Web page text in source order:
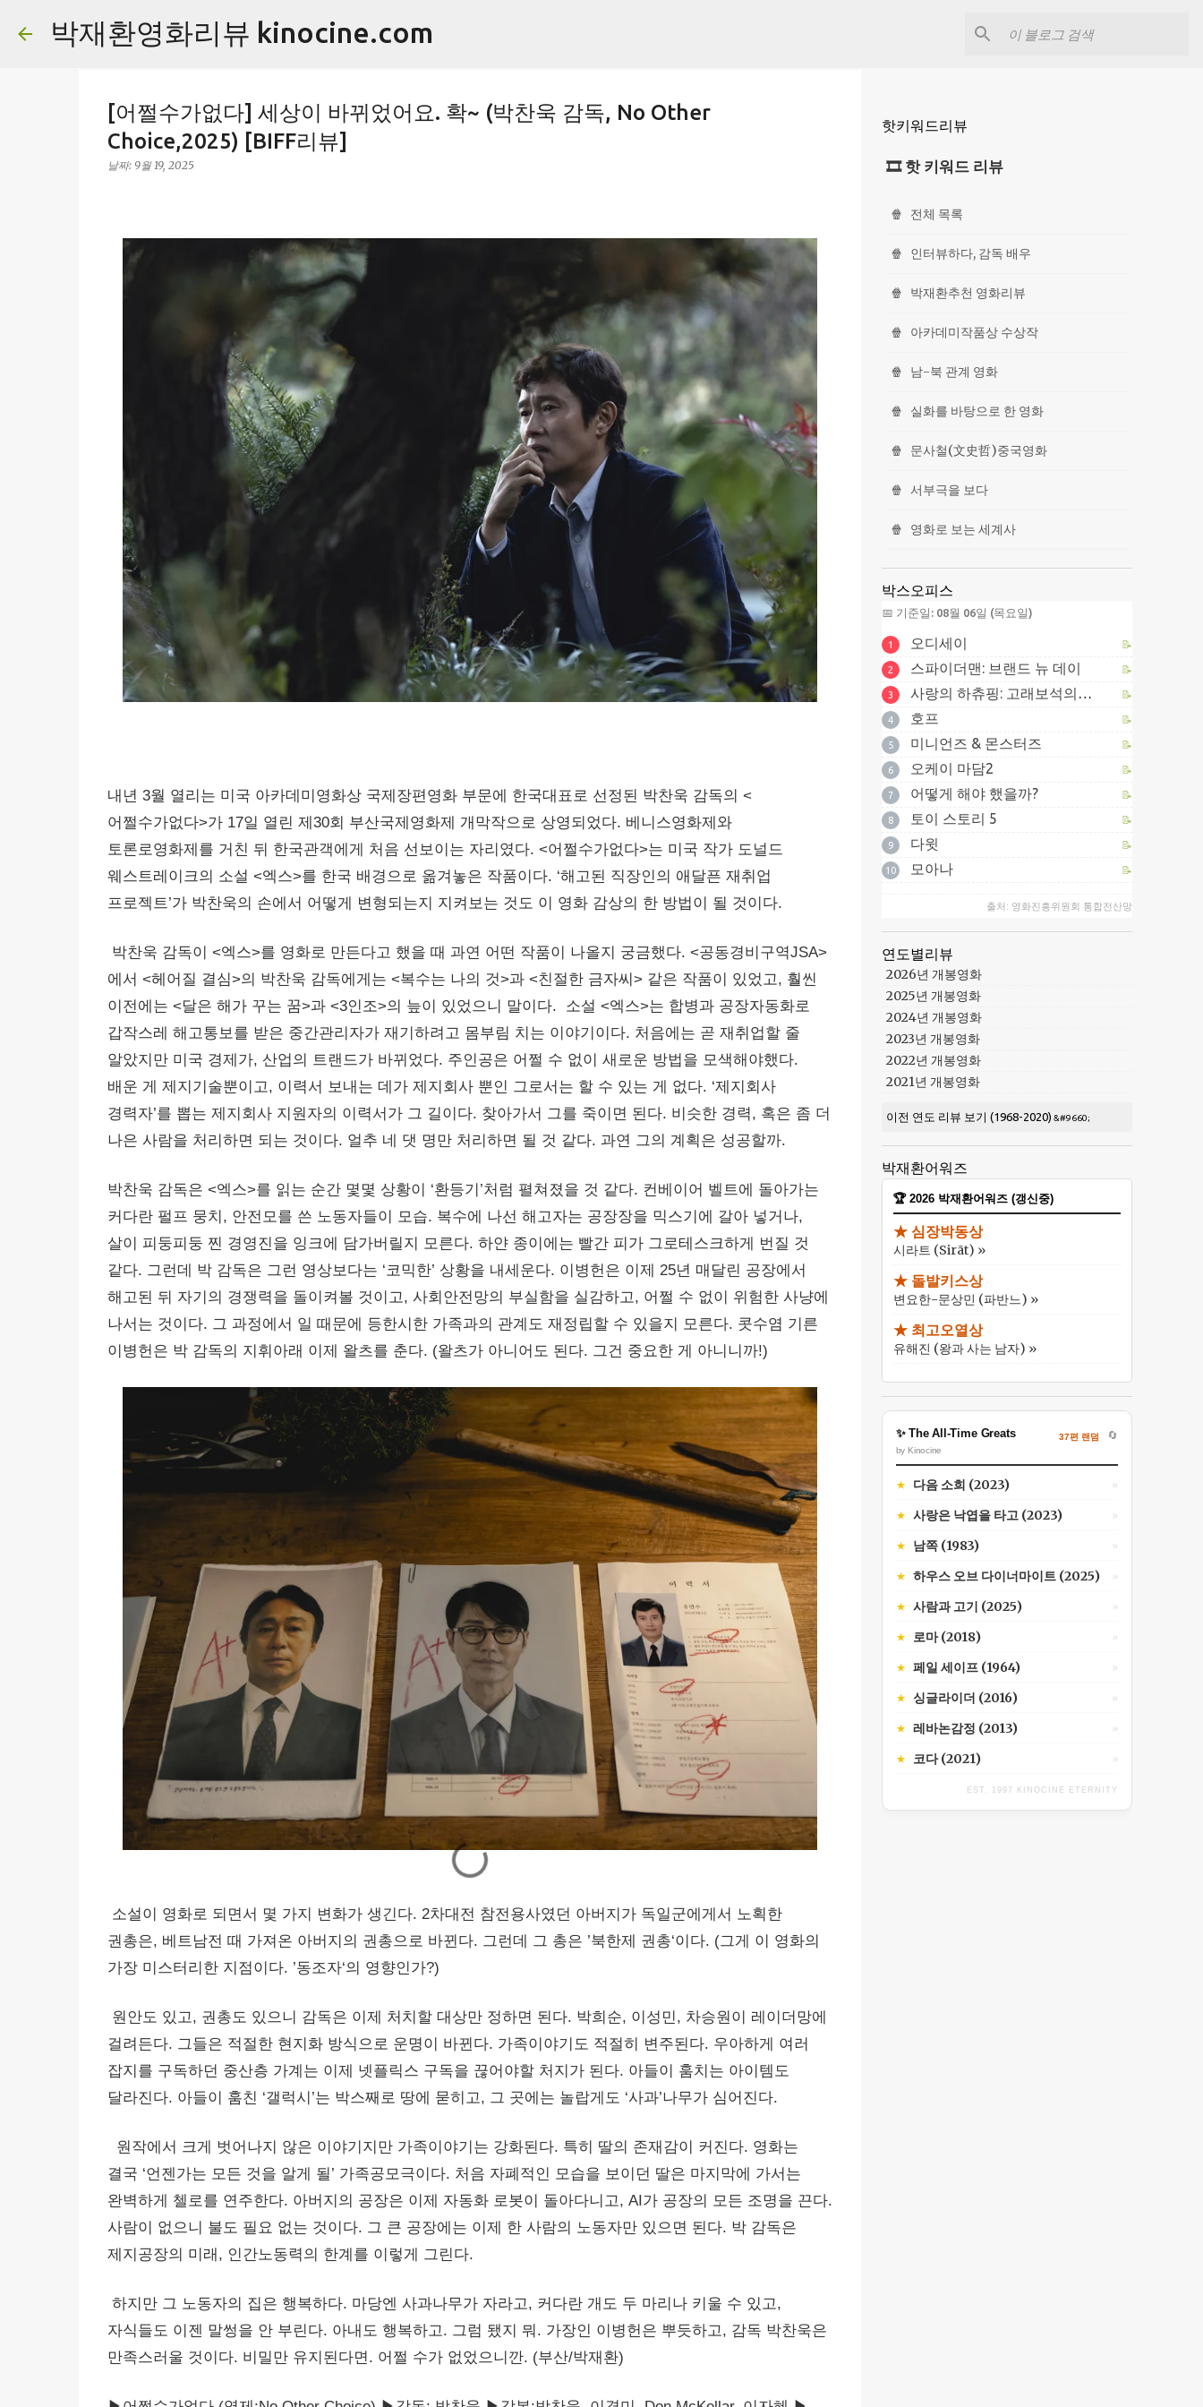
박재환영화리뷰 kinocine.com
[어쩔수가없다] 세상이 바뀌었어요. 확~ (박찬욱 감독, No Other
Choice,2025) [BIFF리뷰]
날짜: 9월 19, 2025
내년 3월 열리는 미국 아카데미영화상 국제장편영화 부문에 한국대표로 선정된 박찬욱 감독의 <
어쩔수가없다>가 17일 열린 제30회 부산국제영화제 개막작으로 상영되었다. 베니스영화제와
토론로영화제를 거친 뒤 한국관객에게 처음 선보이는 자리였다. <어쩔수가없다>는 미국 작가 도널드
웨스트레이크의 소설 <엑스>를 한국 배경으로 옮겨놓은 작품이다. ‘해고된 직장인의 애달픈 재취업
프로젝트’가 박찬욱의 손에서 어떻게 변형되는지 지켜보는 것도 이 영화 감상의 한 방법이 될 것이다.
박찬욱 감독이 <엑스>를 영화로 만든다고 했을 때 과연 어떤 작품이 나올지 궁금했다. <공동경비구역JSA>
에서 <헤어질 결심>의 박찬욱 감독에게는 <복수는 나의 것>과 <친절한 금자씨> 같은 작품이 있었고, 훨씬
이전에는 <달은 해가 꾸는 꿈>과 <3인조>의 늪이 있었으니 말이다. 소설 <엑스>는 합병과 공장자동화로
갑작스레 해고통보를 받은 중간관리자가 재기하려고 몸부림 치는 이야기이다. 처음에는 곧 재취업할 줄
알았지만 미국 경제가, 산업의 트랜드가 바뀌었다. 주인공은 어쩔 수 없이 새로운 방법을 모색해야했다.
배운 게 제지기술뿐이고, 이력서 보내는 데가 제지회사 뿐인 그로서는 할 수 있는 게 없다. ‘제지회사
경력자’를 뽑는 제지회사 지원자의 이력서가 그 길이다. 찾아가서 그를 죽이면 된다. 비슷한 경력, 혹은 좀 더
나은 사람을 처리하면 되는 것이다. 얼추 네 댓 명만 처리하면 될 것 같다. 과연 그의 계획은 성공할까.
박찬욱 감독은 <엑스>를 읽는 순간 몇몇 상황이 ‘환등기’처럼 펼쳐졌을 것 같다. 컨베이어 벨트에 돌아가는
커다란 펄프 뭉치, 안전모를 쓴 노동자들이 모습. 복수에 나선 해고자는 공장장을 믹스기에 갈아 넣거나,
살이 피둥피둥 찐 경영진을 잉크에 담가버릴지 모른다. 하얀 종이에는 빨간 피가 그로테스크하게 번질 것
같다. 그런데 박 감독은 그런 영상보다는 ‘코믹한’ 상황을 내세운다. 이병헌은 이제 25년 매달린 공장에서
해고된 뒤 자기의 경쟁력을 돌이켜볼 것이고, 사회안전망의 부실함을 실감하고, 어쩔 수 없이 위험한 사냥에
나서는 것이다. 그 과정에서 일 때문에 등한시한 가족과의 관계도 재정립할 수 있을지 모른다. 콧수염 기른
이병헌은 박 감독의 지휘아래 이제 왈츠를 춘다. (왈츠가 아니어도 된다. 그건 중요한 게 아니니까!)
소설이 영화로 되면서 몇 가지 변화가 생긴다. 2차대전 참전용사였던 아버지가 독일군에게서 노획한
권총은, 베트남전 때 가져온 아버지의 권총으로 바뀐다. 그런데 그 총은 ’북한제 권총‘이다. (그게 이 영화의
가장 미스터리한 지점이다. ’동조자‘의 영향인가?)
원안도 있고, 권총도 있으니 감독은 이제 처치할 대상만 정하면 된다. 박희순, 이성민, 차승원이 레이더망에
걸려든다. 그들은 적절한 현지화 방식으로 운명이 바뀐다. 가족이야기도 적절히 변주된다. 우아하게 여러
잡지를 구독하던 중산층 가계는 이제 넷플릭스 구독을 끊어야할 처지가 된다. 아들이 훔치는 아이템도
달라진다. 아들이 훔친 ‘갤럭시’는 박스째로 땅에 묻히고, 그 곳에는 놀랍게도 ‘사과’나무가 심어진다.
원작에서 크게 벗어나지 않은 이야기지만 가족이야기는 강화된다. 특히 딸의 존재감이 커진다. 영화는
결국 ‘언젠가는 모든 것을 알게 될’ 가족공모극이다. 처음 자폐적인 모습을 보이던 딸은 마지막에 가서는
완벽하게 첼로를 연주한다. 아버지의 공장은 이제 자동화 로봇이 돌아다니고, AI가 공장의 모든 조명을 끈다.
사람이 없으니 불도 필요 없는 것이다. 그 큰 공장에는 이제 한 사람의 노동자만 있으면 된다. 박 감독은
제지공장의 미래, 인간노동력의 한계를 이렇게 그린다.
하지만 그 노동자의 집은 행복하다. 마당엔 사과나무가 자라고, 커다란 개도 두 마리나 키울 수 있고,
자식들도 이젠 말썽을 안 부린다. 아내도 행복하고. 그럼 됐지 뭐. 가장인 이병헌은 뿌듯하고, 감독 박찬욱은
만족스러울 것이다. 비밀만 유지된다면. 어쩔 수가 없었으니깐. (부산/박재환)
핫키워드리뷰
🎞 핫 키워드 리뷰
🍿 전체 목록
🍿 인터뷰하다, 감독 배우
🍿 박재환추천 영화리뷰
🍿 아카데미작품상 수상작
🍿 남-북 관계 영화
🍿 실화를 바탕으로 한 영화
🍿 문사철(文史哲)중국영화
🍿 서부극을 보다
🍿 영화로 보는 세계사
박스오피스
📅 기준일: 08월 06일 (목요일)
1 오디세이 📝
2 스파이더맨: 브랜드 뉴 데이 📝
3 사랑의 하츄핑: 고래보석의 전설 📝
4 호프 📝
5 미니언즈 & 몬스터즈 📝
6 오케이 마담2 📝
7 어떻게 해야 했을까? 📝
8 토이 스토리 5 📝
9 다윗 📝
10 모아나 📝
출처: 영화진흥위원회 통합전산망
연도별리뷰
2026년 개봉영화
2025년 개봉영화
2024년 개봉영화
2023년 개봉영화
2022년 개봉영화
2021년 개봉영화
이전 연도 리뷰 보기 (1968-2020)
박재환어워즈
🏆 2026 박재환어워즈 (갱신중)
★ 심장박동상
시라트 (Sirāt) »
★ 돌발키스상
변요한-문상민 (파반느) »
★ 최고오열상
유해진 (왕과 사는 남자) »
✨ The All-Time Greats
by Kinocine
37편 랜덤 🔄
★ 다음 소희 (2023) »
★ 사랑은 낙엽을 타고 (2023) »
★ 남쪽 (1983) »
★ 하우스 오브 다이너마이트 (2025) »
★ 사람과 고기 (2025) »
★ 로마 (2018) »
★ 페일 세이프 (1964) »
★ 싱글라이더 (2016) »
★ 레바논감정 (2013) »
★ 코다 (2021) »
EST. 1997 KINOCINE ETERNITY